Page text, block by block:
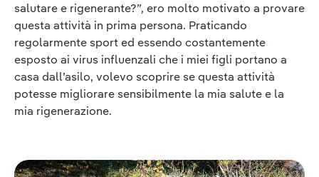
salutare e rigenerante?”, ero molto motivato a provare
questa attività in prima persona. Praticando
regolarmente sport ed essendo costantemente
esposto ai virus influenzali che i miei figli portano a
casa dall’asilo, volevo scoprire se questa attività
potesse migliorare sensibilmente la mia salute e la
mia rigenerazione.